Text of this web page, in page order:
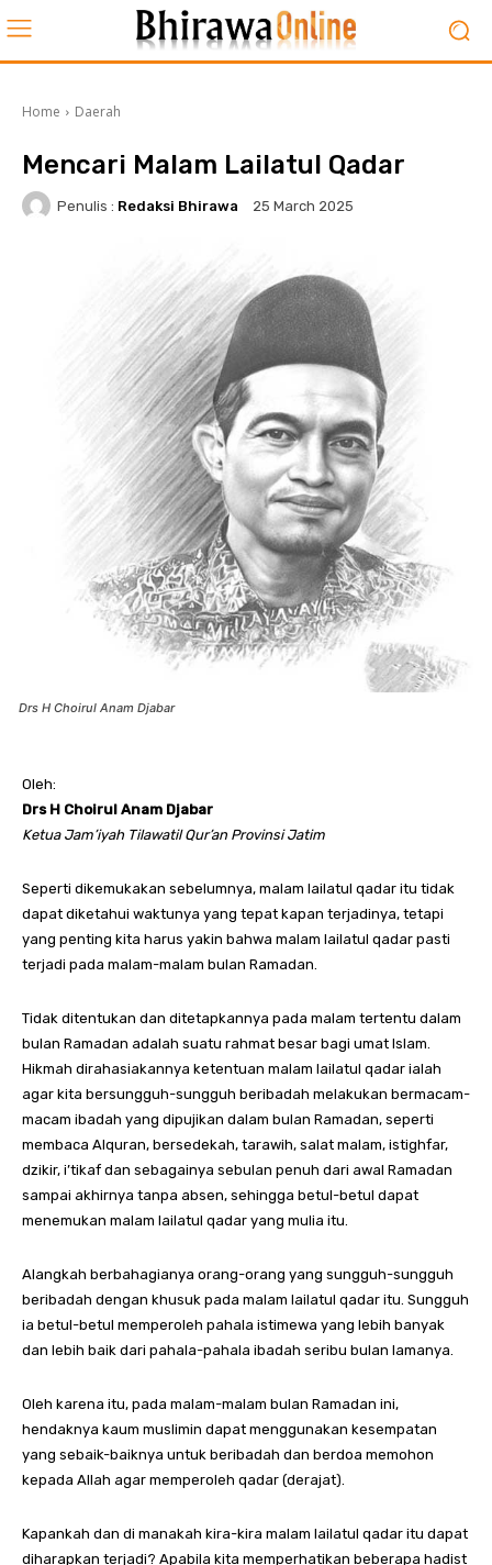
Home Daerah
Mencari Malam Lailatul Qadar
Penulis : Redaksi Bhirawa 25 March 2025
Drs H Choirul Anam Djabar
Oleh:
Drs H Choirul Anam Djabar
Ketua Jam’iyah Tilawatil Qur’an Provinsi Jatim
Seperti dikemukakan sebelumnya, malam lailatul qadar itu tidak
dapat diketahui waktunya yang tepat kapan terjadinya, tetapi
yang penting kita harus yakin bahwa malam lailatul qadar pasti
terjadi pada malam-malam bulan Ramadan.
Tidak ditentukan dan ditetapkannya pada malam tertentu dalam
bulan Ramadan adalah suatu rahmat besar bagi umat Islam.
Hikmah dirahasiakannya ketentuan malam lailatul qadar ialah
agar kita bersungguh-sungguh beribadah melakukan bermacam-
macam ibadah yang dipujikan dalam bulan Ramadan, seperti
membaca Alquran, bersedekah, tarawih, salat malam, istighfar,
dzikir, i’tikaf dan sebagainya sebulan penuh dari awal Ramadan
sampai akhirnya tanpa absen, sehingga betul-betul dapat
menemukan malam lailatul qadar yang mulia itu.
Alangkah berbahagianya orang-orang yang sungguh-sungguh
beribadah dengan khusuk pada malam lailatul qadar itu. Sungguh
ia betul-betul memperoleh pahala istimewa yang lebih banyak
dan lebih baik dari pahala-pahala ibadah seribu bulan lamanya.
Oleh karena itu, pada malam-malam bulan Ramadan ini,
hendaknya kaum muslimin dapat menggunakan kesempatan
yang sebaik-baiknya untuk beribadah dan berdoa memohon
kepada Allah agar memperoleh qadar (derajat).
Kapankah dan di manakah kira-kira malam lailatul qadar itu dapat
diharapkan terjadi? Apabila kita memperhatikan beberapa hadist